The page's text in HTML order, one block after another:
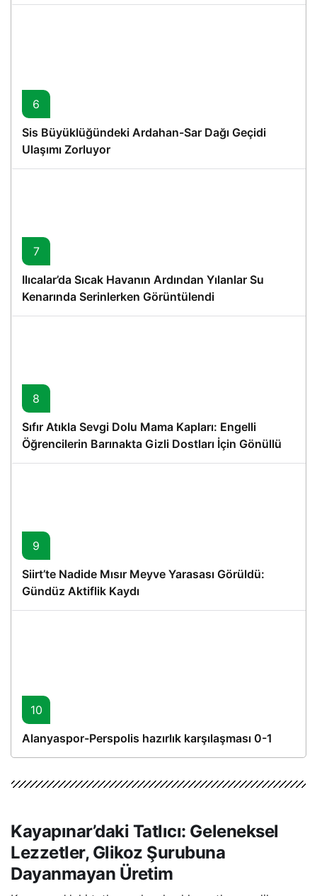
6
Sis Büyüklüğündeki Ardahan-Sar Dağı Geçidi
Ulaşımı Zorluyor
7
Ilıcalar’da Sıcak Havanın Ardından Yılanlar Su
Kenarında Serinlerken Görüntülendi
8
Sıfır Atıkla Sevgi Dolu Mama Kapları: Engelli
Öğrencilerin Barınakta Gizli Dostları İçin Gönüllü
Proje
9
Siirt’te Nadide Mısır Meyve Yarasası Görüldü:
Gündüz Aktiflik Kaydı
10
Alanyaspor-Perspolis hazırlık karşılaşması 0-1
Kayapınar’daki Tatlıcı: Geleneksel
Lezzetler, Glikoz Şurubuna
Dayanmayan Üretim